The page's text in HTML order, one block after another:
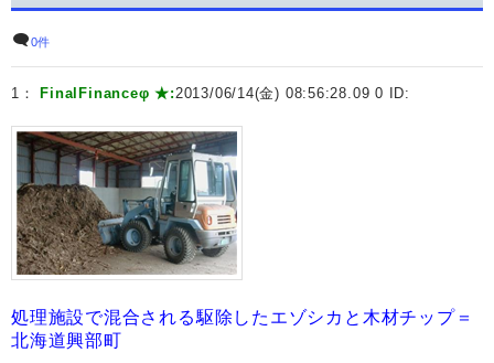
0件
1： FinalFinanceφ ★:2013/06/14(金) 08:56:28.09 0 ID:
処理施設で混合される駆除したエゾシカと木材チップ＝
北海道興部町